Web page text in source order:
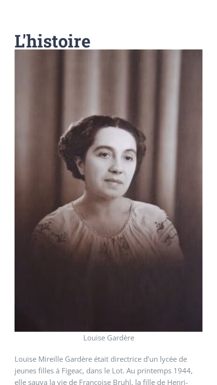
L'histoire
Louise Gardère
Louise Mireille Gardère était directrice d’un lycée de
jeunes filles à Figeac, dans le Lot. Au printemps 1944,
elle sauva la vie de Françoise Bruhl, la fille de Henri-